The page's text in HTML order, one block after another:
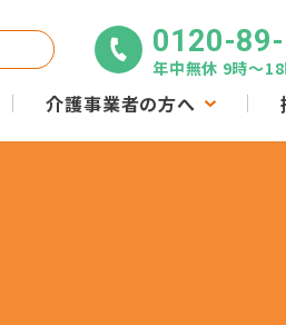
介護事業者の方へ
0120-
年中無休 9時〜